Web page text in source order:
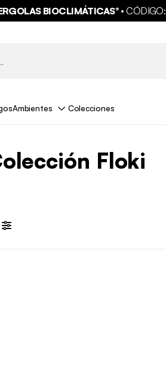
BIOCLIMÁTICAS* ·CÓDIGO:
EN 3X / 4X SIN INTERESES
Ambientes Colecciones
Floki